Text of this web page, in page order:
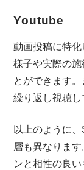
Youtube
動画投稿に特
様子や実際の
とができます
繰り返し視聴し
以上のように
層も異なりま
ンと相性の良い